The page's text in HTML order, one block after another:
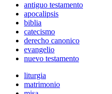
antiguo testamento
apocalipsis
biblia
catecismo
derecho canonico
evangelio
nuevo testamento
liturgia
matrimonio